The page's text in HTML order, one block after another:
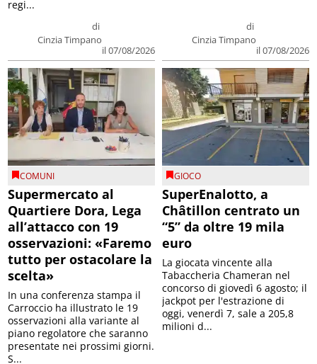
di
Cinzia Timpano
il 07/08/2026
regi...
di
Cinzia Timpano
il 07/08/2026
COMUNI
Supermercato al
Quartiere Dora, Lega
all’attacco con 19
osservazioni: «Faremo
tutto per ostacolare la
scelta»
In una conferenza stampa il
Carroccio ha illustrato le 19
osservazioni alla variante al
piano regolatore che saranno
presentate nei prossimi giorni.
S...
GIOCO
SuperEnalotto, a
Châtillon centrato un
“5” da oltre 19 mila
euro
La giocata vincente alla
Tabaccheria Chameran nel
concorso di giovedì 6 agosto; il
jackpot per l'estrazione di
oggi, venerdì 7, sale a 205,8
milioni d...